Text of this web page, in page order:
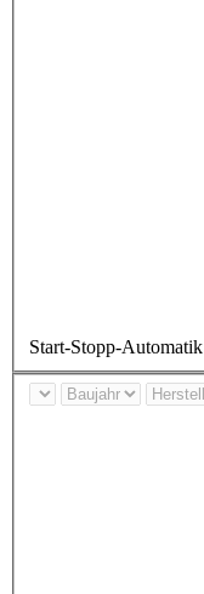
Start-Stopp-Automatik